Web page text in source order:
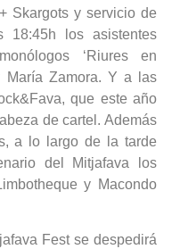
Skargots y servicio de
18:45h los asistentes
‘Riures en
María Zamora. Y a las
que este año
de cartel. Además
a lo largo de la tarde
del Mitjafava los
y Macondo
Fest se despedirá